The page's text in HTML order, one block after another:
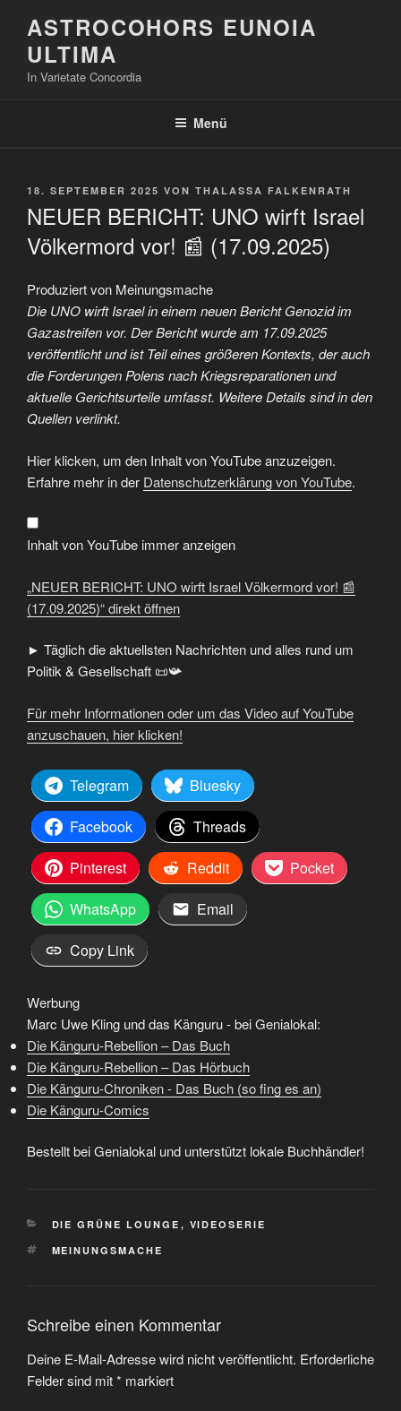
Inhalt
springen
ASTROCOHORS EUNOIA
ULTIMA
In Varietate Concordia
Menü
VERÖFFENTLICHT
18. SEPTEMBER 2025 VON THALASSA FALKENRATH
NEUER BERICHT: UNO wirft Israel
Völkermord vor! 📰 (17.09.2025)
Produziert von Meinungsmache
Die UNO wirft Israel in einem neuen Bericht Genozid im
Gazastreifen vor. Der Bericht wurde am 17.09.2025
veröffentlicht und ist Teil eines größeren Kontexts, der auch
die Forderungen Polens nach Kriegsreparationen und
aktuelle Gerichtsurteile umfasst. Weitere Details sind in den
Quellen verlinkt.
„NEUER
BERICHT:
UNO
wirft
Völkermord
vor!
📰
(17.09.2025)“
YouTube
anzeigen
Hier klicken, um den Inhalt von YouTube anzuzeigen.
Erfahre mehr in der Datenschutzerklärung von YouTube.
Inhalt von YouTube immer anzeigen
„NEUER BERICHT: UNO wirft Israel Völkermord vor! 📰
(17.09.2025)“ direkt öffnen
► Täglich die aktuellsten Nachrichten und alles rund um
Politik & Gesellschaft 📜📯
Für mehr Informationen oder um das Video auf YouTube
anzuschauen, hier klicken!
Telegram
Bluesky
Facebook
Threads
Pinterest
Reddit
Pocket
WhatsApp
Email
Copy Link
Werbung
Marc Uwe Kling und das Känguru - bei Genialokal:
Die Känguru-Rebellion – Das Buch
Die Känguru-Rebellion – Das Hörbuch
Die Känguru-Chroniken - Das Buch (so fing es an)
Die Känguru-Comics
Bestellt bei Genialokal und unterstützt lokale Buchhändler!
KATEGORIEN
DIE GRÜNE LOUNGE , VIDEOSERIE
SCHLAGWÖRTER
MEINUNGSMACHE
Schreibe einen Kommentar
Deine E-Mail-Adresse wird nicht veröffentlicht. Erforderliche
Felder sind mit* markiert